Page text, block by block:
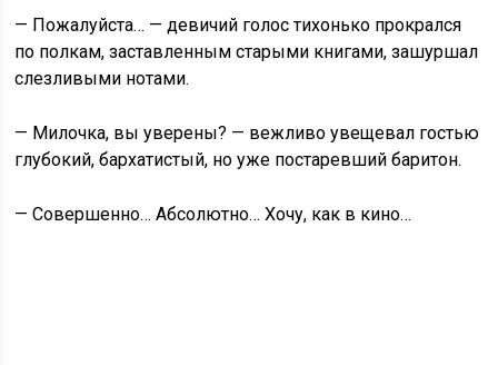
— Пожалуйста… — девичий голос тихонько прокрался
по полкам, заставленным старыми книгами, зашуршал
слезливыми нотами.
— Милочка, вы уверены? — вежливо увещевал гостью
глубокий, бархатистый, но уже постаревший баритон.
— Совершенно… Абсолютно… Хочу, как в кино…